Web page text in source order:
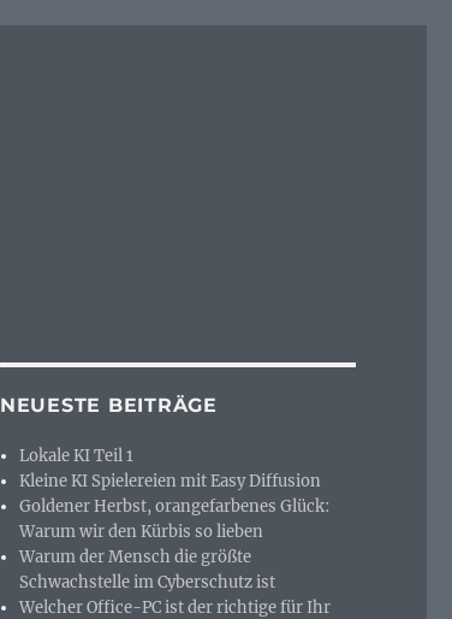
NEUESTE BEITRÄGE
Lokale KI Teil 1
Kleine KI Spielereien mit Easy Diffusion
Goldener Herbst, orangefarbenes Glück:
Warum wir den Kürbis so lieben
Warum der Mensch die größte
Schwachstelle im Cyberschutz ist
Welcher Office-PC ist der richtige für Ihr